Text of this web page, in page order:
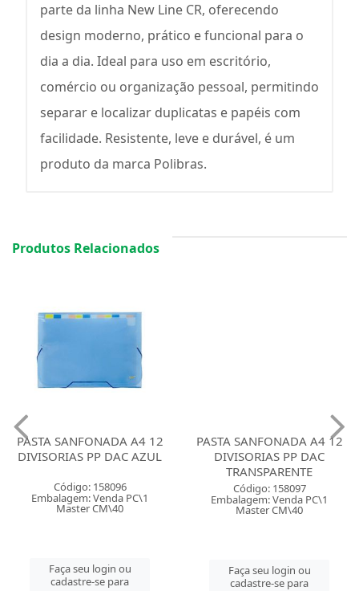
parte da linha New Line CR, oferecendo
design moderno, prático e funcional para o
dia a dia. Ideal para uso em escritório,
comércio ou organização pessoal, permitindo
separar e localizar duplicatas e papéis com
facilidade. Resistente, leve e durável, é um
produto da marca Polibras.
Produtos Relacionados
PASTA SANFONADA A4 12
DIVISORIAS PP DAC AZUL
Código: 158096
Embalagem: Venda PC\1
Master CM\40
Faça seu login ou
cadastre-se para
PASTA SANFONADA A4 12
DIVISORIAS PP DAC
TRANSPARENTE
Código: 158097
Embalagem: Venda PC\1
Master CM\40
Faça seu login ou
cadastre-se para